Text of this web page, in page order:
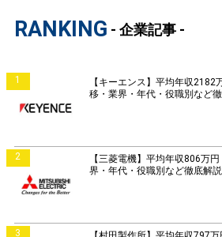
RANKING - 企業記事 -
1
【キーエンス】平均年収2182
移・業界・年代・役職別など徹
2
【三菱電機】平均年収806万
界・年代・役職別など徹底解説
3